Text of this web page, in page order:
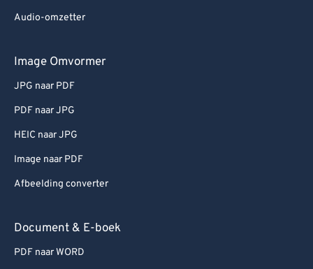
Audio-omzetter
Image Omvormer
JPG naar PDF
PDF naar JPG
HEIC naar JPG
Image naar PDF
Afbeelding converter
Document & E-boek
PDF naar WORD